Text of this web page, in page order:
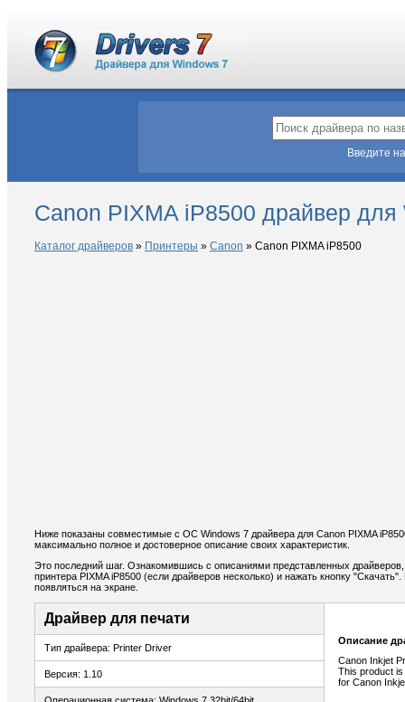
Введите
Canon PIXMA iP8500 драйвер для
Каталог драйверов » Принтеры » Canon » Canon PIXMA iP8500
Ниже показаны совместимые с ОС Windows 7 драйвера для Canon PIXMA
максимально полное и достоверное описание своих характеристик.
Это последний шаг. Ознакомившись с описаниями представленных
принтера PIXMA iP8500 (если драйверов несколько) и нажать кнопку
появляться на экране.
Драйвер для печати
Тип драйвера: Printer Driver
Версия: 1.10
Описание
Canon Inkjet
This product
for Canon